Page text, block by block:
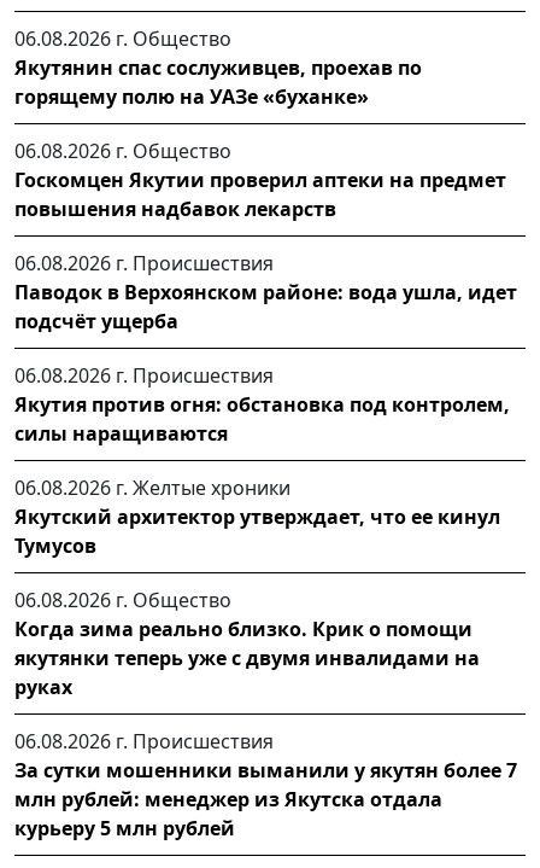
06.08.2026 г. Общество
Якутянин спас сослуживцев, проехав по
горящему полю на УАЗе «буханке»
06.08.2026 г. Общество
Госкомцен Якутии проверил аптеки на предмет
повышения надбавок лекарств
06.08.2026 г. Происшествия
Паводок в Верхоянском районе: вода ушла, идет
подсчёт ущерба
06.08.2026 г. Происшествия
Якутия против огня: обстановка под контролем,
силы наращиваются
06.08.2026 г. Желтые хроники
Якутский архитектор утверждает, что ее кинул
Тумусов
06.08.2026 г. Общество
Когда зима реально близко. Крик о помощи
якутянки теперь уже с двумя инвалидами на
руках
06.08.2026 г. Происшествия
За сутки мошенники выманили у якутян более 7
млн рублей: менеджер из Якутска отдала
курьеру 5 млн рублей